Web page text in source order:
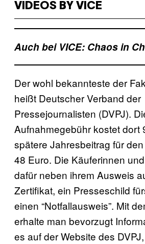
VIDEOS BY VICE
Auch bei VICE: Chaos in
Der wohl bekannteste der
heißt Deutscher Verband der
Pressejournalisten (DVPJ).
Aufnahmegebühr kostet dort
spätere Jahresbeitrag für
48 Euro. Die Käuferinnen
dafür neben ihrem Ausweis
Zertifikat, ein Presseschild
einen “Notfallausweis”. Mit
erhalte man bevorzugt
es auf der Website des